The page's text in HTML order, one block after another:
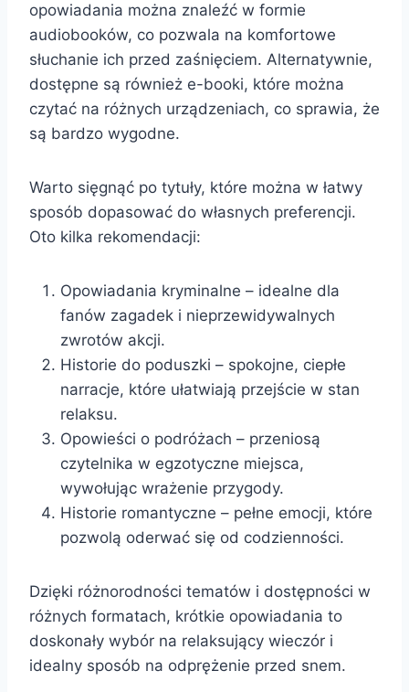
opowiadania można znaleźć w formie
audiobooków, co pozwala na komfortowe
słuchanie ich przed zaśnięciem. Alternatywnie,
dostępne są również e-booki, które można
czytać na różnych urządzeniach, co sprawia, że
są bardzo wygodne.
Warto sięgnąć po tytuły, które można w łatwy
sposób dopasować do własnych preferencji.
Oto kilka rekomendacji:
Opowiadania kryminalne – idealne dla
fanów zagadek i nieprzewidywalnych
zwrotów akcji.
Historie do poduszki – spokojne, ciepłe
narracje, które ułatwiają przejście w stan
relaksu.
Opowieści o podróżach – przeniosą
czytelnika w egzotyczne miejsca,
wywołując wrażenie przygody.
Historie romantyczne – pełne emocji, które
pozwolą oderwać się od codzienności.
Dzięki różnorodności tematów i dostępności w
różnych formatach, krótkie opowiadania to
doskonały wybór na relaksujący wieczór i
idealny sposób na odprężenie przed snem.